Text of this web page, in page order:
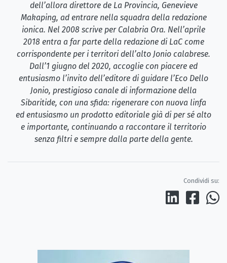
dell’allora direttore de La Provincia, Genevieve
Makaping, ad entrare nella squadra della redazione
ionica. Nel 2008 scrive per Calabria Ora. Nell’aprile
2018 entra a far parte della redazione di LaC come
corrispondente per i territori dell’alto Jonio calabrese.
Dall’1 giugno del 2020, accoglie con piacere ed
entusiasmo l’invito dell’editore di guidare l’Eco Dello
Jonio, prestigioso canale di informazione della
Sibaritide, con una sfida: rigenerare con nuova linfa
ed entusiasmo un prodotto editoriale già di per sé alto
e importante, continuando a raccontare il territorio
senza filtri e sempre dalla parte della gente.
Condividi su: